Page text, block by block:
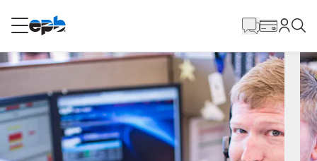
RESIDENCIAL
Internet
Energía
principal